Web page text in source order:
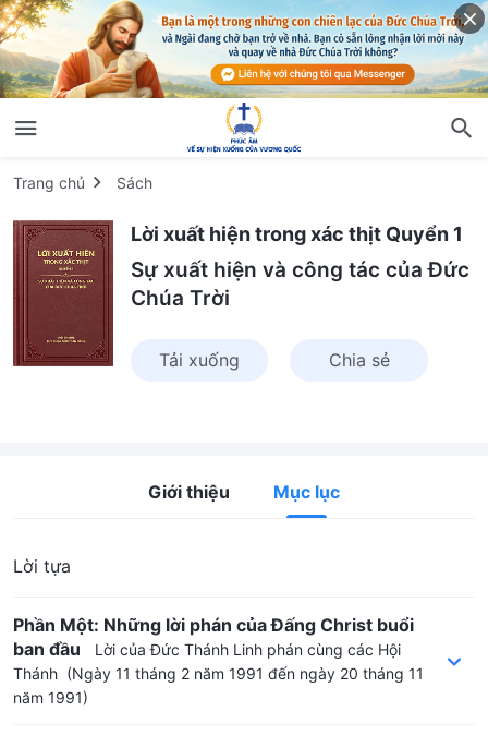
Trang chủ Sách
Lời xuất hiện trong xác thịt Quyển 1
Sự xuất hiện và công tác của Đức
Chúa Trời
Tải xuống Chia sẻ
Giới thiệu Mục lục
Lời tựa
Phần Một: Những lời phán của Đấng Christ buổi
ban đầu
Lời của Đức Thánh Linh phán cùng các Hội
Thánh (Ngày 11 tháng 2 năm 1991 đến ngày 20 tháng 11
năm 1991)